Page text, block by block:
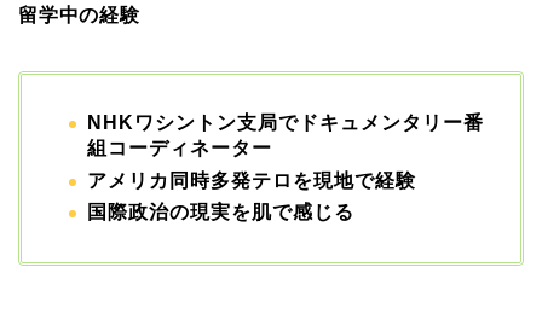
留学中の経験
NHKワシントン支局でドキュメンタリー番
組コーディネーター
アメリカ同時多発テロを現地で経験
国際政治の現実を肌で感じる